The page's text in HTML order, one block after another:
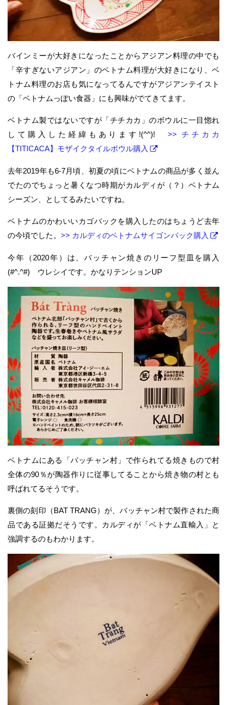
バインミーが大好きになったことからアジアン料理の中でも
「辛すぎないアジアン」のベトナム料理が大好きになり、ベ
トナム料理のお店も気になってるんですがアジアンテイスト
の「ベトナムっぽい食器」にも興味がでてきてます。
ベトナム製ではないですが「チチカカ」のボウルに一目惚れ
して購入した経緯もあります!(^^)!>> チチカカ
【TITICACA】モザイクタイルボウル購入
去年2019年も6-7月頃、初夏の頃にベトナムの商品が多く並ん
でたのでちょっと暑くなつ時期がカルディが（？）ベトナム
シーズン、としてるみたいですね。
ベトナムのかわいいカゴバックを購入したのはちょうど去年
の今頃でした。 >> カルディのベトナムサイゴンバック購入
今年（2020年）は、バッチャン焼きのリーフ型皿を購入
(#^.^#) ウレシイです。かなりテンションUP
ベトナムにある「バッチャン村」で作られてる焼きもので村
全体の90％が陶器作りに従事してることから焼き物の村とも
呼ばれてるそうです。
裏側の刻印（BAT TRANG）が、バッチャン村で製作された商
品である証拠だそうです。カルディが「ベトナム直輸入」と
強調するのもわかります。